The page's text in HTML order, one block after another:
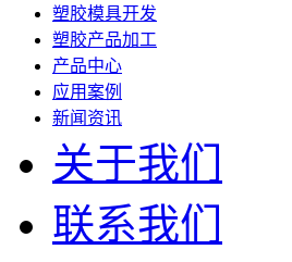
塑胶模具开发
塑胶产品加工
产品中心
应用案例
新闻资讯
关于我们
联系我们